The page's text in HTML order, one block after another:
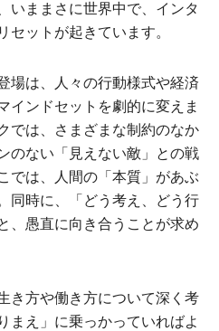
いままさに世界中で、インタ
セットが起きています。
場は、人々の行動様式や経済
インドセットを劇的に変えま
では、さまざまな制約のなか
のない「見えない敵」との戦
では、人間の「本質」があぶ
同時に、「どう考え、どう行
、愚直に向き合うことが求め
き方や働き方について深く考
まえ」に乗っかっていればよ